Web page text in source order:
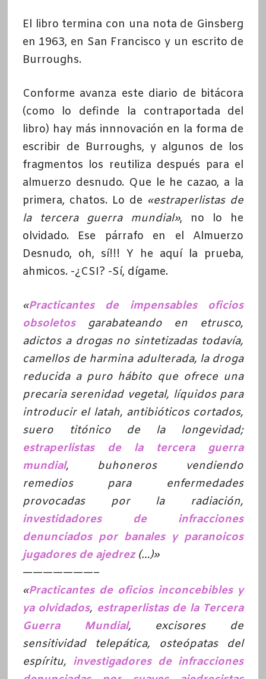
El libro termina con una nota de Ginsberg
en 1963, en San Francisco y un escrito de
Burroughs.
Conforme avanza este diario de bitácora
(como lo definde la contraportada del
libro) hay más innnovación en la forma de
escribir de Burroughs, y algunos de los
fragmentos los reutiliza después para el
almuerzo desnudo. Que le he cazao, a la
primera, chatos. Lo de «estraperlistas de
la tercera guerra mundial», no lo he
olvidado. Ese párrafo en el Almuerzo
Desnudo, oh, sí!!! Y he aquí la prueba,
ahmicos. -¿CSI? -Sí, dígame.
«Practicantes de impensables oficios
obsoletosgarabateando en etrusco,
adictos a drogas no sintetizadas todavía,
camellos de harmina adulterada, la droga
reducida a puro hábito que ofrece una
precaria serenidad vegetal, líquidos para
introducir el latah, antibióticos cortados,
suero titónico de la longevidad;
estraperlistas de la tercera guerra
mundial, buhoneros vendiendo
remedios para enfermedades
provocadas por la radiación,
investidadores de infracciones
denunciados por banales y paranoicos
jugadores de ajedrez(…)»
———————–
«Practicantes de oficios inconcebibles y
ya olvidados, estraperlistas de la Tercera
Guerra Mundial, excisores de
sensitividad telepática, osteópatas del
espíritu, investigadores de infracciones